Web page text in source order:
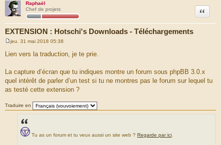
Raphaël
Chef de projets
EXTENSION : Hotschi's Downloads - Téléchargements
Citation
M
s
g
e
jeu. 31 mai 2018 05:38
Lien vers la traduction, je te prie.
La capture d’écran que tu indiques montre un forum sous phpBB 3.0.x
quel intérêt de parler d’un test si tu ne montres pas le forum sur lequel tu
as testé cette extension ?
Traduire en
Tu as un forum et tu veux aussi un site web ? Regarde par ici